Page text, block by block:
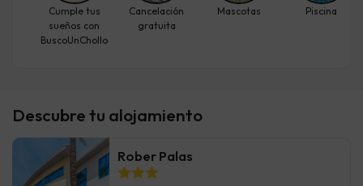
Descubre tu alojamiento
Rober Palas
Cumple tus
sueños con
BuscoUnChollo
Cancelación
gratuita
Mascotas Piscina